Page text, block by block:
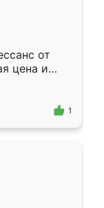
от
цена и
1